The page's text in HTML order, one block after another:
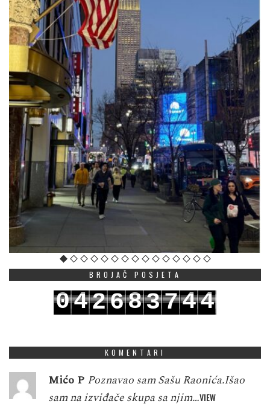
BROJAČ POSJETA
042683744
KOMENTARI
Mićo P Poznavao sam Sašu Raonića.Išao
sam na izviđače skupa sa njim…VIEW